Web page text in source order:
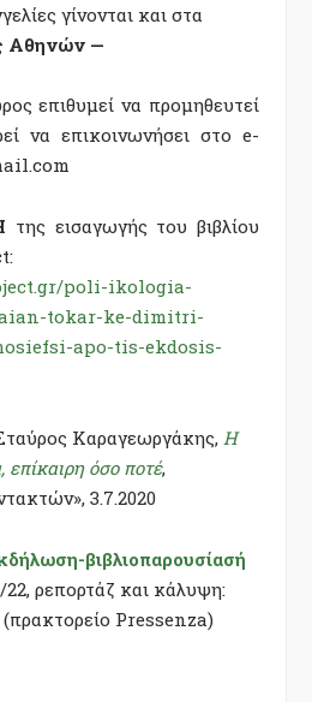
γίνονται και στα
Αθηνών —
επιθυμεί να προμηθευτεί
να επικοινωνήσει στο e-
της εισαγωγής του βιβλίου
poli-ikologia-
tokar-ke-dimitri-
apo-tis-ekdosis-
Καραγεωργάκης, Η
επίκαιρη όσο ποτέ,
3.7.2020
βιβλιοπαρουσίασή
22, ρεπορτάζ και κάλυψη:
πρακτορείο Pressenza)